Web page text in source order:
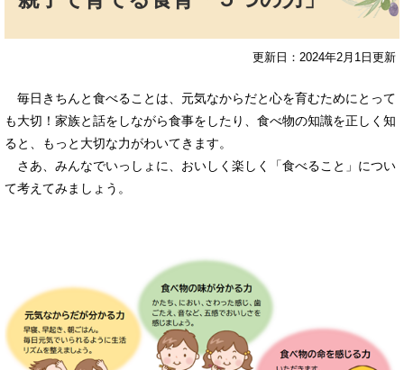
更新日：2024年2月1日更新
毎日きちんと食べることは、元気なからだと心を育むためにとって
も大切！家族と話をしながら食事をしたり、食べ物の知識を正しく知
ると、もっと大切な力がわいてきます。
さあ、みんなでいっしょに、おいしく楽しく「食べること」につい
て考えてみましょう。